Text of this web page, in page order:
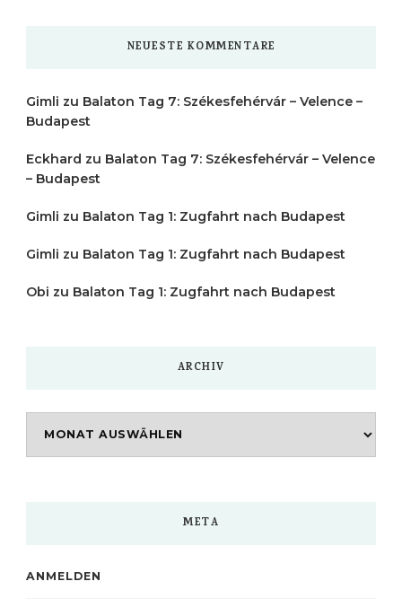
NEUESTE KOMMENTARE
Gimli zu Balaton Tag 7: Székesfehérvár – Velence –
Budapest
Eckhard zu Balaton Tag 7: Székesfehérvár – Velence
– Budapest
Gimli zu Balaton Tag 1: Zugfahrt nach Budapest
Gimli zu Balaton Tag 1: Zugfahrt nach Budapest
Obi zu Balaton Tag 1: Zugfahrt nach Budapest
ARCHIV
META
ANMELDEN